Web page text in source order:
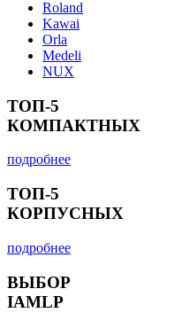
Roland
Kawai
Orla
Medeli
NUX
ТОП-5
КОМПАКТНЫХ
подробнее
ТОП-5
КОРПУСНЫХ
подробнее
ВЫБОР
IAMLP